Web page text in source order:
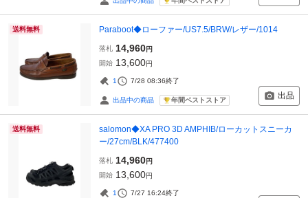
送料無料 Paraboot◆ローファー/US7.5/BRW/レザー/1014
落札 14,960円
開始 13,600円
1 7/28 08:36終了
出品中の商品 年間ベストストア 出品
送料無料
salomon◆XA PRO 3D AMPHIB/ローカットスニーカ
ー/27cm/BLK/477400
落札 14,960円
開始 13,600円
1 7/27 16:24終了